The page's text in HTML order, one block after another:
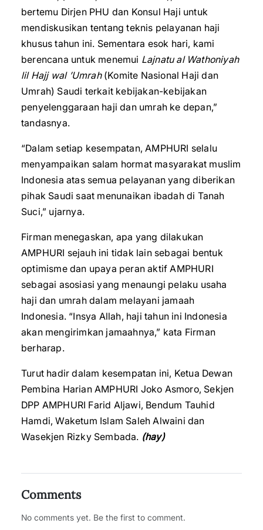
bertemu Dirjen PHU dan Konsul Haji untuk
mendiskusikan tentang teknis pelayanan haji
khusus tahun ini. Sementara esok hari, kami
berencana untuk menemui Lajnatu al Wathoniyah
lil Hajj wal ’Umrah(Komite Nasional Haji dan
Umrah) Saudi terkait kebijakan-kebijakan
penyelenggaraan haji dan umrah ke depan,”
tandasnya.
“Dalam setiap kesempatan, AMPHURI selalu
menyampaikan salam hormat masyarakat muslim
Indonesia atas semua pelayanan yang diberikan
pihak Saudi saat menunaikan ibadah di Tanah
Suci,” ujarnya.
Firman menegaskan, apa yang dilakukan
AMPHURI sejauh ini tidak lain sebagai bentuk
optimisme dan upaya peran aktif AMPHURI
sebagai asosiasi yang menaungi pelaku usaha
haji dan umrah dalam melayani jamaah
Indonesia. “Insya Allah, haji tahun ini Indonesia
akan mengirimkan jamaahnya,” kata Firman
berharap.
Turut hadir dalam kesempatan ini, Ketua Dewan
Pembina Harian AMPHURI Joko Asmoro, Sekjen
DPP AMPHURI Farid Aljawi, Bendum Tauhid
Hamdi, Waketum Islam Saleh Alwaini dan
Wasekjen Rizky Sembada. (hay)
Comments
No comments yet. Be the first to comment.